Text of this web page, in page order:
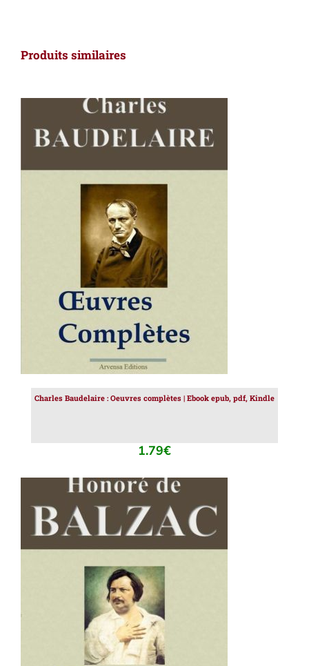
Produits similaires
AJOUTER AU PANIER /
Charles Baudelaire : Oeuvres complètes | Ebook epub, pdf, Kindle
1.79€
AJOUTER AU PANIER / DÉTAILS